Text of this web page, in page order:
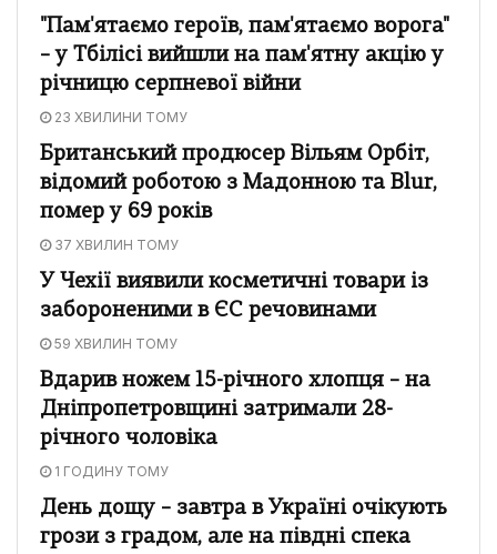
"Пам'ятаємо героїв, пам'ятаємо ворога"
– у Тбілісі вийшли на пам'ятну акцію у
річницю серпневої війни
23 ХВИЛИНИ ТОМУ
Британський продюсер Вільям Орбіт,
відомий роботою з Мадонною та Blur,
помер у 69 років
37 ХВИЛИН ТОМУ
У Чехії виявили косметичні товари із
забороненими в ЄС речовинами
59 ХВИЛИН ТОМУ
Вдарив ножем 15-річного хлопця – на
Дніпропетровщині затримали 28-
річного чоловіка
1 ГОДИНУ ТОМУ
День дощу – завтра в Україні очікують
грози з градом, але на півдні спека